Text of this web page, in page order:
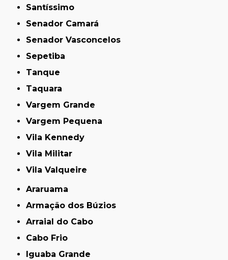
Santíssimo
Senador Camará
Senador Vasconcelos
Sepetiba
Tanque
Taquara
Vargem Grande
Vargem Pequena
Vila Kennedy
Vila Militar
Vila Valqueire
Araruama
Armação dos Búzios
Arraial do Cabo
Cabo Frio
Iguaba Grande